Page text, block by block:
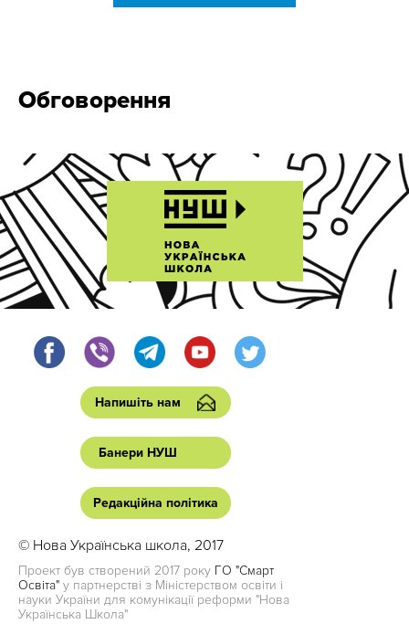
Обговорення
Напишіть нам
Банери НУШ
Редакційна політика
© Нова Українська школа, 2017
Проект був створений 2017 року ГО "Смарт
Освіта" у партнерстві з Міністерством освіти і
науки України для комунікації реформи "Нова
Українська Школа"